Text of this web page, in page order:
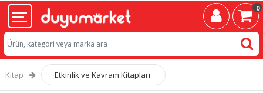
0
Kitap Etkinlik ve Kavram Kitapları